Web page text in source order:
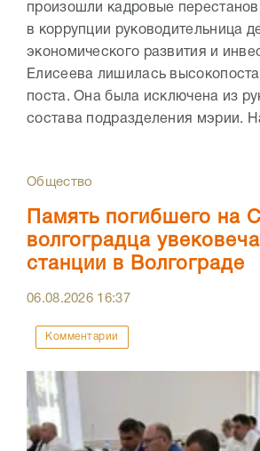
произошли кадровые
в коррупции руководительница
экономического развития и
Елисеева лишилась
поста. Она была исключена из
состава подразделения мэрии.
Общество
Память погибшего на
волгоградца
станции в Волгограде
06.08.2026 16:37
Комментарии